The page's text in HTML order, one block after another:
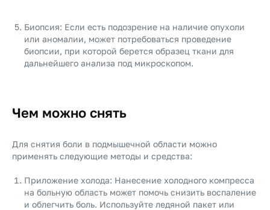
Биопсия: Если есть подозрение на наличие опухоли
или аномалии, может потребоваться проведение
биопсии, при которой берется образец ткани для
дальнейшего анализа под микроскопом.
Чем можно снять
Для снятия боли в подмышечной области можно
применять следующие методы и средства:
Приложение холода: Нанесение холодного компресса
на больную область может помочь снизить воспаление
и облегчить боль. Используйте ледяной пакет или